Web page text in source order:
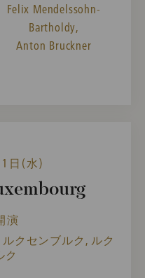
Felix Mendelssohn-
Bartholdy,
Anton Bruckner
日(水)
演
クセンブルク, ルク
ク